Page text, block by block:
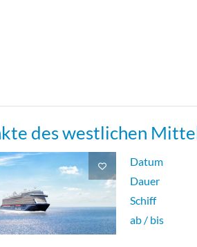
des westlichen
Datum
Dauer
Schiff
ab / bis